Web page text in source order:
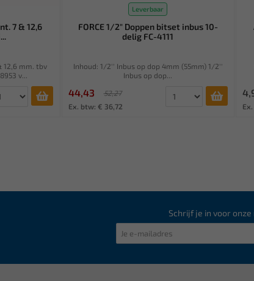
7 & 12,6
12,6 mm. tbv
v...
Leverbaar
FORCE 1/2" Doppen bitset inbus 10-
delig FC-4111
Inhoud: 1/2'' Inbus op dop 4mm (55mm) 1/2''
Inbus op dop...
44,43
52,27
Ex. btw: € 36,72
Schrijf je in voor onze